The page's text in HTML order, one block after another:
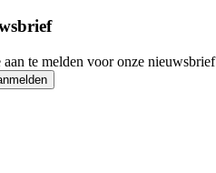
te melden voor onze nieuwsbrief